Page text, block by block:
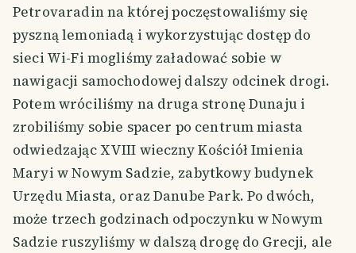
Petrovaradin na której poczęstowaliśmy się
pyszną lemoniadą i wykorzystując dostęp do
sieci Wi-Fi mogliśmy załadować sobie w
nawigacji samochodowej dalszy odcinek drogi.
Potem wróciliśmy na druga stronę Dunaju i
zrobiliśmy sobie spacer po centrum miasta
odwiedzając XVIII wieczny Kościół Imienia
Maryi w Nowym Sadzie, zabytkowy budynek
Urzędu Miasta, oraz Danube Park. Po dwóch,
może trzech godzinach odpoczynku w Nowym
Sadzie ruszyliśmy w dalszą drogę do Grecji, ale